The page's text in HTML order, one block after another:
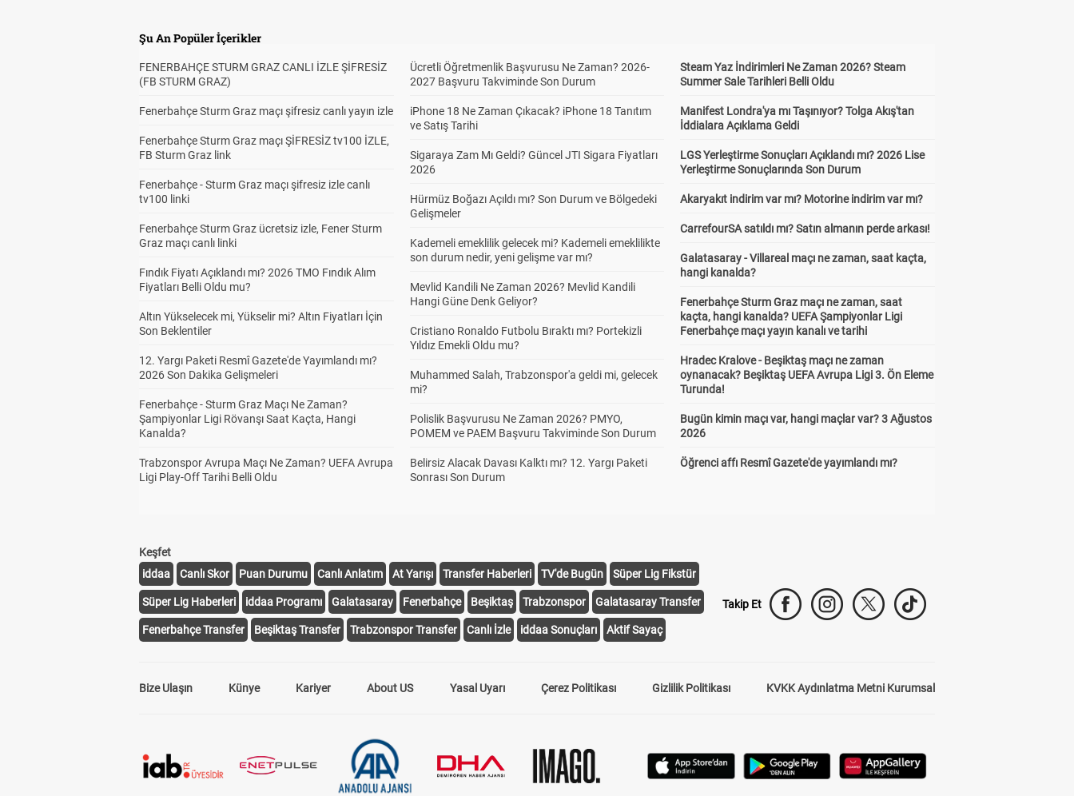
Şu An Popüler İçerikler
FENERBAHÇE STURM GRAZ CANLI İZLE ŞİFRESİZ
(FB STURM GRAZ)
Fenerbahçe Sturm Graz maçı şifresiz canlı yayın izle
Fenerbahçe Sturm Graz maçı ŞİFRESİZ tv100 İZLE,
FB Sturm Graz link
Fenerbahçe - Sturm Graz maçı şifresiz izle canlı
tv100 linki
Fenerbahçe Sturm Graz ücretsiz izle, Fener Sturm
Graz maçı canlı linki
Fındık Fiyatı Açıklandı mı? 2026 TMO Fındık Alım
Fiyatları Belli Oldu mu?
Altın Yükselecek mi, Yükselir mi? Altın Fiyatları İçin
Son Beklentiler
12. Yargı Paketi Resmî Gazete'de Yayımlandı mı?
2026 Son Dakika Gelişmeleri
Fenerbahçe - Sturm Graz Maçı Ne Zaman?
Şampiyonlar Ligi Rövanşı Saat Kaçta, Hangi
Kanalda?
Trabzonspor Avrupa Maçı Ne Zaman? UEFA Avrupa
Ligi Play-Off Tarihi Belli Oldu
Ücretli Öğretmenlik Başvurusu Ne Zaman? 2026-
2027 Başvuru Takviminde Son Durum
iPhone 18 Ne Zaman Çıkacak? iPhone 18 Tanıtım
ve Satış Tarihi
Sigaraya Zam Mı Geldi? Güncel JTI Sigara Fiyatları
2026
Hürmüz Boğazı Açıldı mı? Son Durum ve Bölgedeki
Gelişmeler
Kademeli emeklilik gelecek mi? Kademeli emeklilikte
son durum nedir, yeni gelişme var mı?
Mevlid Kandili Ne Zaman 2026? Mevlid Kandili
Hangi Güne Denk Geliyor?
Cristiano Ronaldo Futbolu Bıraktı mı? Portekizli
Yıldız Emekli Oldu mu?
Muhammed Salah, Trabzonspor'a geldi mi, gelecek
mi?
Polislik Başvurusu Ne Zaman 2026? PMYO,
POMEM ve PAEM Başvuru Takviminde Son Durum
Belirsiz Alacak Davası Kalktı mı? 12. Yargı Paketi
Sonrası Son Durum
Steam Yaz İndirimleri Ne Zaman 2026? Steam
Summer Sale Tarihleri Belli Oldu
Manifest Londra'ya mı Taşınıyor? Tolga Akış'tan
İddialara Açıklama Geldi
LGS Yerleştirme Sonuçları Açıklandı mı? 2026 Lise
Yerleştirme Sonuçlarında Son Durum
Akaryakıt indirim var mı? Motorine indirim var mı?
CarrefourSA satıldı mı? Satın almanın perde arkası!
Galatasaray - Villareal maçı ne zaman, saat kaçta,
hangi kanalda?
Fenerbahçe Sturm Graz maçı ne zaman, saat
kaçta, hangi kanalda? UEFA Şampiyonlar Ligi
Fenerbahçe maçı yayın kanalı ve tarihi
Hradec Kralove - Beşiktaş maçı ne zaman
oynanacak? Beşiktaş UEFA Avrupa Ligi 3. Ön Eleme
Turunda!
Bugün kimin maçı var, hangi maçlar var? 3 Ağustos
2026
Öğrenci affı Resmî Gazete'de yayımlandı mı?
Keşfet
iddaa
Canlı Skor Puan Durumu Canlı Anlatım At Yarışı Transfer Haberleri TV'de Bugün Süper Lig Fikstür
Süper Lig Haberleri iddaa Programı Galatasaray Fenerbahçe Beşiktaş Trabzonspor Galatasaray Transfer
Fenerbahçe Transfer Beşiktaş Transfer Trabzonspor Transfer Canlı İzle iddaa Sonuçları Aktif Sayaç
Takip Et
Bize Ulaşın Künye Kariyer About US Yasal Uyarı Çerez Politikası Gizlilik Politikası KVKK Aydınlatma Metni Kurumsal